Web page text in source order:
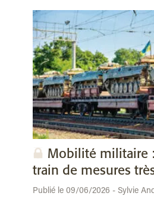
Mobilité militaire
train de mesures
Publié le 09/06/2026 - Sylvie